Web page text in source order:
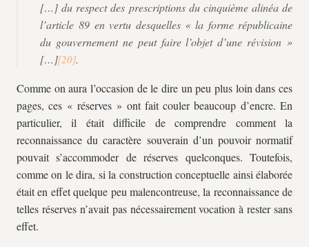
[…] du respect des prescriptions du cinquième alinéa de
l’article 89 en vertu desquelles « la forme républicaine
du gouvernement ne peut faire l’objet d’une révision »
[…]
.
Comme on aura l’occasion de le dire un peu plus loin dans ces
pages, ces « réserves » ont fait couler beaucoup d’encre. En
particulier, il était difficile de comprendre comment la
reconnaissance du caractère souverain d’un pouvoir normatif
pouvait s’accommoder de réserves quelconques. Toutefois,
comme on le dira, si la construction conceptuelle ainsi élaborée
était en effet quelque peu malencontreuse, la reconnaissance de
telles réserves n’avait pas nécessairement vocation à rester sans
effet.